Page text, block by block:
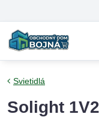
Svietidlá
Solight